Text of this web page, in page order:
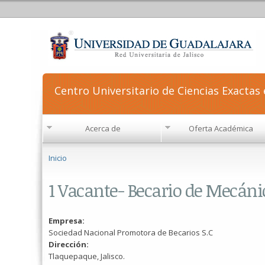
Centro Universitario de Ciencias Exactas
Acerca de Oferta Académica
Inicio
1 Vacante- Becario de
Empresa:
Sociedad Nacional Promotora de Becarios S.C
Dirección:
Tlaquepaque, Jalisco.